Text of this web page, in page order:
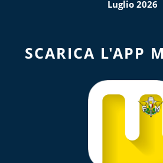
Luglio 2026
SCARICA L'APP